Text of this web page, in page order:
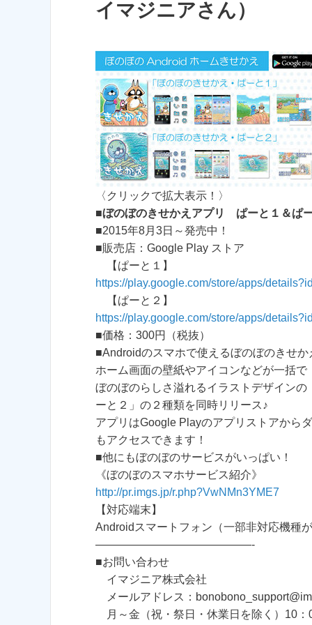
イマジニアさん）
〈クリックで拡大表示！〉
■ぼのぼのきせかえアプリ ぱーと１＆ぱ
■2015年8月3日～発売中！
■販売店：Google Play ストア
【ぱーと１】
https://play.google.com/store/apps/
【ぱーと２】
https://play.google.com/store/apps/
■価格：300円（税抜）
■Androidのスマホで使えるぼのぼのきせ
ホーム画面の壁紙やアイコンなどが一括
ぼのぼのらしさ溢れるイラストデザイン
ーと２」の２種類を同時リリース♪
アプリはGoogle Playのアプリストアから
もアクセスできます！
■他にもぼのぼのサービスがいっぱい！
《ぼのぼのスマホサービス紹介》
http://pr.imgs.jp/r.php?VwNMn3YME7
【対応端末】
Androidスマートフォン（一部非対応機種
——————————————-
■お問い合わせ
イマジニア株式会社
メールアドレス：
月～金（祝・祭日・休業日を除く）10